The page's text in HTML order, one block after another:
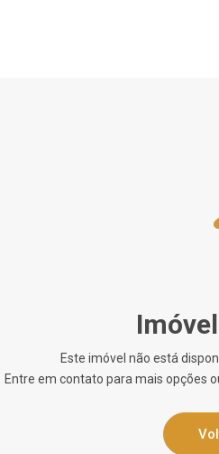
Este imóvel não está
Entre em contato para mais opções